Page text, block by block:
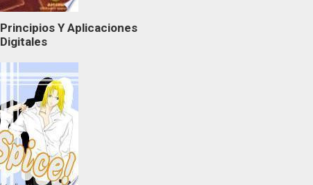
Principios Y Aplicaciones
Digitales